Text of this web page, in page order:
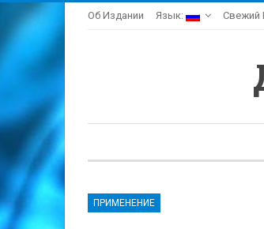
Об Издании Язык: Свежий
ПРИМЕНЕНИЕ